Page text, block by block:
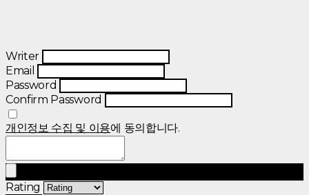
Writer
Email
Password
Confirm Password
개인정보 수집 및 이용에 동의합니다.
Rating